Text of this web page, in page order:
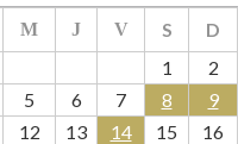
M J V S
D
1
2
5 6 7 8
9
12 13 14 15
16